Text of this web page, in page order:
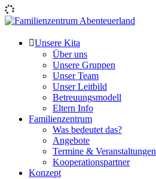
Skip
to
Familienzentrum Abenteuerland
Unsere Kita
Über uns
Unsere Gruppen
Unser Team
Unser Leitbild
Betreuungsmodell
Eltern Info
Familienzentrum
Was bedeutet das?
Angebote
Termine & Veranstaltungen
Kooperationspartner
Konzept